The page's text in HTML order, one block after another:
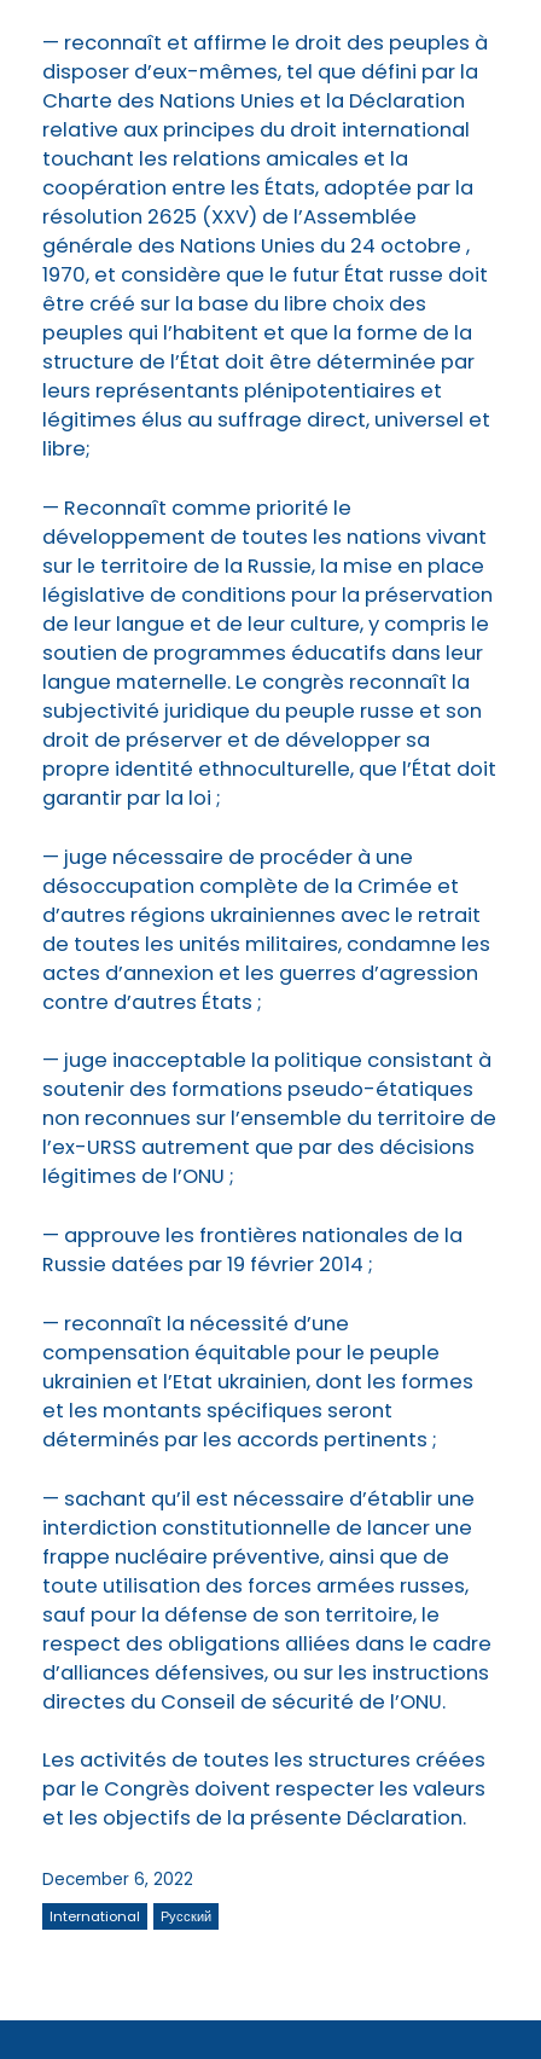
— reconnaît et affirme le droit des peuples à
disposer d’eux-mêmes, tel que défini par la
Charte des Nations Unies et la Déclaration
relative aux principes du droit international
touchant les relations amicales et la
coopération entre les États, adoptée par la
résolution 2625 (XXV) de l’Assemblée
générale des Nations Unies du 24 octobre ,
1970, et considère que le futur État russe doit
être créé sur la base du libre choix des
peuples qui l’habitent et que la forme de la
structure de l’État doit être déterminée par
leurs représentants plénipotentiaires et
légitimes élus au suffrage direct, universel et
libre;
— Reconnaît comme priorité le
développement de toutes les nations vivant
sur le territoire de la Russie, la mise en place
législative de conditions pour la préservation
de leur langue et de leur culture, y compris le
soutien de programmes éducatifs dans leur
langue maternelle. Le congrès reconnaît la
subjectivité juridique du peuple russe et son
droit de préserver et de développer sa
propre identité ethnoculturelle, que l’État doit
garantir par la loi ;
— juge nécessaire de procéder à une
désoccupation complète de la Crimée et
d’autres régions ukrainiennes avec le retrait
de toutes les unités militaires, condamne les
actes d’annexion et les guerres d’agression
contre d’autres États ;
— juge inacceptable la politique consistant à
soutenir des formations pseudo-étatiques
non reconnues sur l’ensemble du territoire de
l’ex-URSS autrement que par des décisions
légitimes de l’ONU ;
— approuve les frontières nationales de la
Russie datées par 19 février 2014 ;
— reconnaît la nécessité d’une
compensation équitable pour le peuple
ukrainien et l’Etat ukrainien, dont les formes
et les montants spécifiques seront
déterminés par les accords pertinents ;
— sachant qu’il est nécessaire d’établir une
interdiction constitutionnelle de lancer une
frappe nucléaire préventive, ainsi que de
toute utilisation des forces armées russes,
sauf pour la défense de son territoire, le
respect des obligations alliées dans le cadre
d’alliances défensives, ou sur les instructions
directes du Conseil de sécurité de l’ONU.
Les activités de toutes les structures créées
par le Congrès doivent respecter les valeurs
et les objectifs de la présente Déclaration.
December 6, 2022
International Русский